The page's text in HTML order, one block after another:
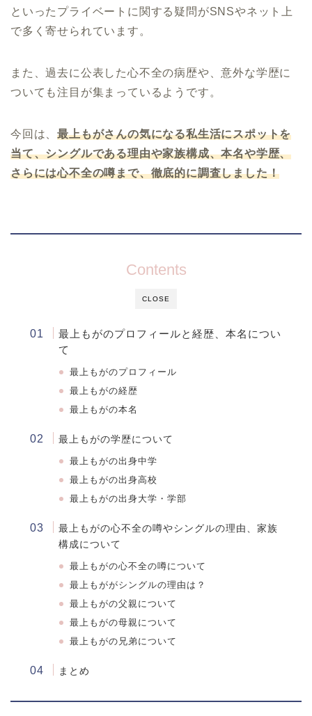
といったプライベートに関する疑問がSNSやネット上
で多く寄せられています。
また、過去に公表した心不全の病歴や、意外な学歴に
ついても注目が集まっているようです。
今回は、最上もがさんの気になる私生活にスポットを
当て、シングルである理由や家族構成、本名や学歴、
さらには心不全の噂まで、徹底的に調査しました！
CLOSE
Contents
最上もがのプロフィールと経歴、本名につい
て
最上もがのプロフィール
最上もがの経歴
最上もがの本名
最上もがの学歴について
最上もがの出身中学
最上もがの出身高校
最上もがの出身大学・学部
最上もがの心不全の噂やシングルの理由、家族
構成について
最上もがの心不全の噂について
最上もががシングルの理由は？
最上もがの父親について
最上もがの母親について
最上もがの兄弟について
まとめ